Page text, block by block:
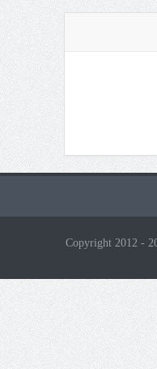
Copyright 2012 -